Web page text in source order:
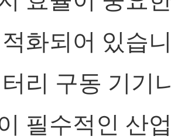
화되어 있습
리 구동 기기
필수적인 산